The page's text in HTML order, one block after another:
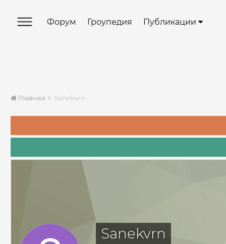
Форум Гроупедия Публикации
Главная Sanekvrn
Sanekvrn